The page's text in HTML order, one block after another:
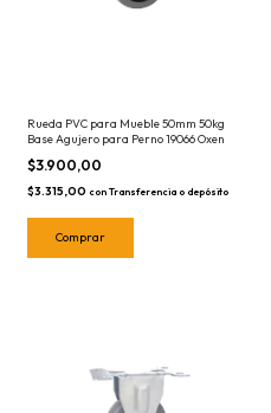
Rueda PVC para Mueble 50mm 50kg
Base Agujero para Perno 19066 Oxen
$3.900,00
$3.315,00 con Transferencia o depósito